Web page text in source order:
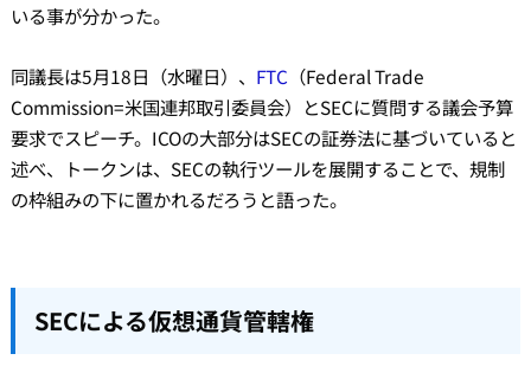
いる事が分かった。
同議長は5月18日（水曜日）、 FTC （Federal Trade
Commission=米国連邦取引委員会）とSECに質問する議会予算
要求でスピーチ。ICOの大部分はSECの証券法に基づいていると
述べ、トークンは、SECの執行ツールを展開することで、規制
の枠組みの下に置かれるだろうと語った。
SECによる仮想通貨管轄権